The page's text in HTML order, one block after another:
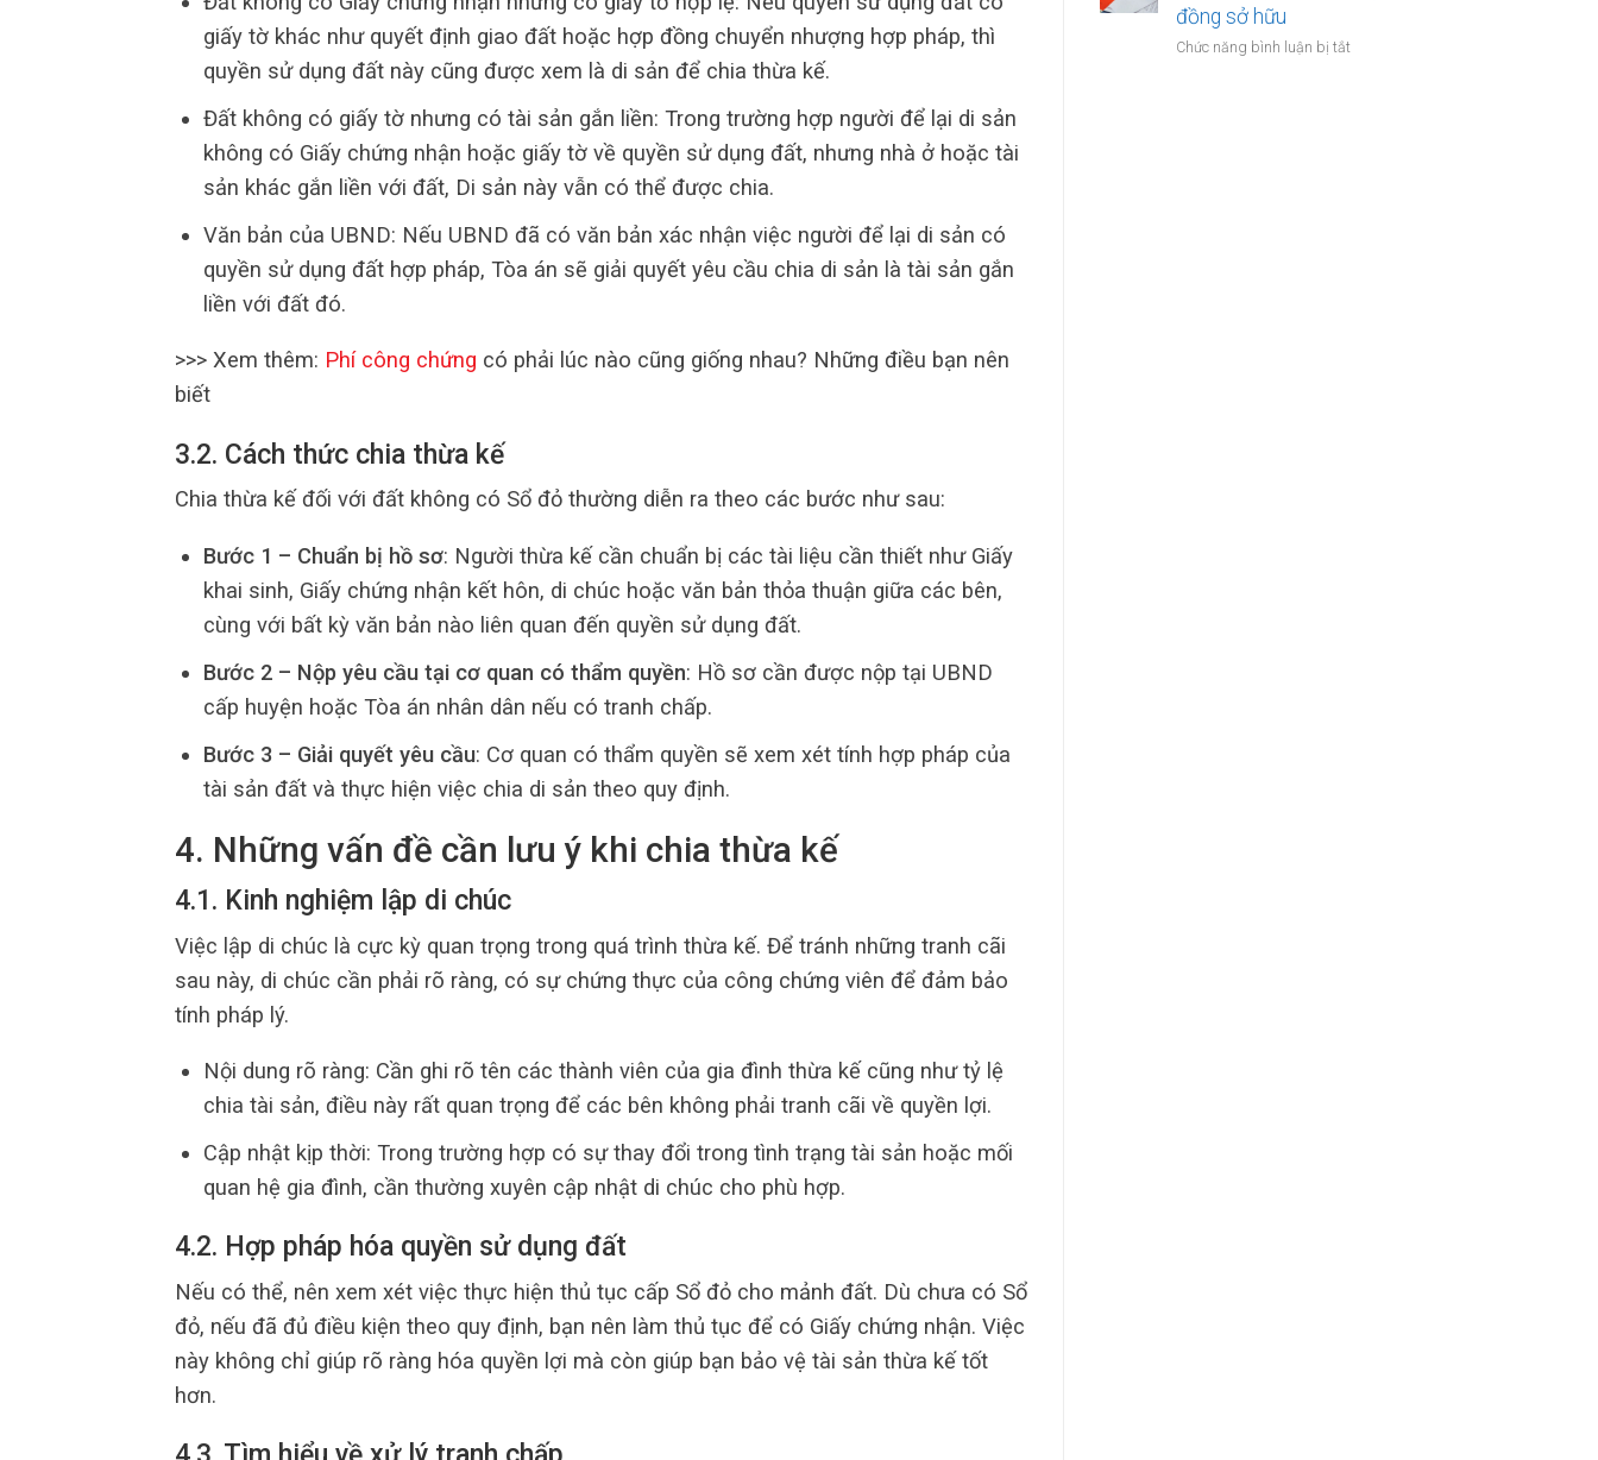
giấy tờ khác như quyết định giao đất hoặc hợp đồng chuyển nhượng hợp pháp, thì
quyền sử dụng đất này cũng được xem là di sản để chia thừa kế.
Đất không có giấy tờ nhưng có tài sản gắn liền: Trong trường hợp người để lại di sản
không có Giấy chứng nhận hoặc giấy tờ về quyền sử dụng đất, nhưng nhà ở hoặc tài
sản khác gắn liền với đất, Di sản này vẫn có thể được chia.
Văn bản của UBND: Nếu UBND đã có văn bản xác nhận việc người để lại di sản có
quyền sử dụng đất hợp pháp, Tòa án sẽ giải quyết yêu cầu chia di sản là tài sản gắn
liền với đất đó.
>>> Xem thêm: Phí công chứng có phải lúc nào cũng giống nhau? Những điều bạn nên
biết
3.2. Cách thức chia thừa kế
Chia thừa kế đối với đất không có Sổ đỏ thường diễn ra theo các bước như sau:
Bước 1 – Chuẩn bị hồ sơ: Người thừa kế cần chuẩn bị các tài liệu cần thiết như Giấy
khai sinh, Giấy chứng nhận kết hôn, di chúc hoặc văn bản thỏa thuận giữa các bên,
cùng với bất kỳ văn bản nào liên quan đến quyền sử dụng đất.
Bước 2 – Nộp yêu cầu tại cơ quan có thẩm quyền: Hồ sơ cần được nộp tại UBND
cấp huyện hoặc Tòa án nhân dân nếu có tranh chấp.
Bước 3 – Giải quyết yêu cầu: Cơ quan có thẩm quyền sẽ xem xét tính hợp pháp của
tài sản đất và thực hiện việc chia di sản theo quy định.
4. Những vấn đề cần lưu ý khi chia thừa kế
4.1. Kinh nghiệm lập di chúc
Việc lập di chúc là cực kỳ quan trọng trong quá trình thừa kế. Để tránh những tranh cãi
sau này, di chúc cần phải rõ ràng, có sự chứng thực của công chứng viên để đảm bảo
tính pháp lý.
Nội dung rõ ràng: Cần ghi rõ tên các thành viên của gia đình thừa kế cũng như tỷ lệ
chia tài sản, điều này rất quan trọng để các bên không phải tranh cãi về quyền lợi.
Cập nhật kịp thời: Trong trường hợp có sự thay đổi trong tình trạng tài sản hoặc mối
quan hệ gia đình, cần thường xuyên cập nhật di chúc cho phù hợp.
4.2. Hợp pháp hóa quyền sử dụng đất
Nếu có thể, nên xem xét việc thực hiện thủ tục cấp Sổ đỏ cho mảnh đất. Dù chưa có Sổ
đỏ, nếu đã đủ điều kiện theo quy định, bạn nên làm thủ tục để có Giấy chứng nhận. Việc
này không chỉ giúp rõ ràng hóa quyền lợi mà còn giúp bạn bảo vệ tài sản thừa kế tốt
hơn.
lãnh
đồng sở hữu
Chức năng bình luận bị tắt